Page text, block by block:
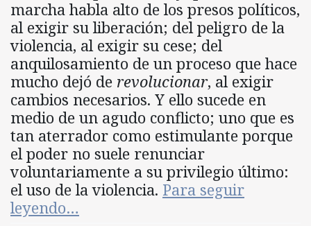
marcha habla alto de los presos políticos,
al exigir su liberación; del peligro de la
violencia, al exigir su cese; del
anquilosamiento de un proceso que hace
mucho dejó de revolucionar, al exigir
cambios necesarios. Y ello sucede en
medio de un agudo conflicto; uno que es
tan aterrador como estimulante porque
el poder no suele renunciar
voluntariamente a su privilegio último:
el uso de la violencia. Para seguir
leyendo…